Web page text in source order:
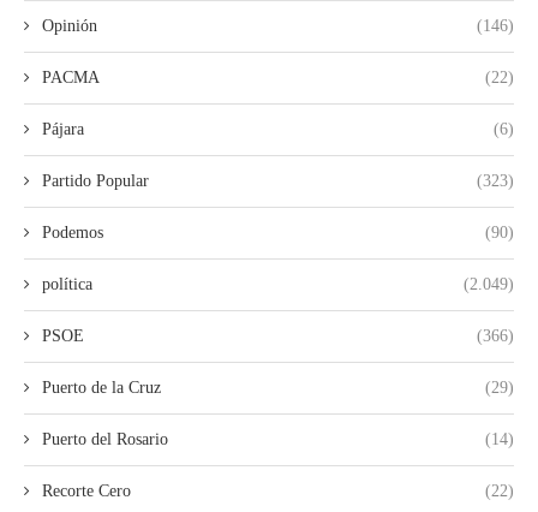
Opinión (146)
PACMA (22)
Pájara (6)
Partido Popular (323)
Podemos (90)
política (2.049)
PSOE (366)
Puerto de la Cruz (29)
Puerto del Rosario (14)
Recorte Cero (22)